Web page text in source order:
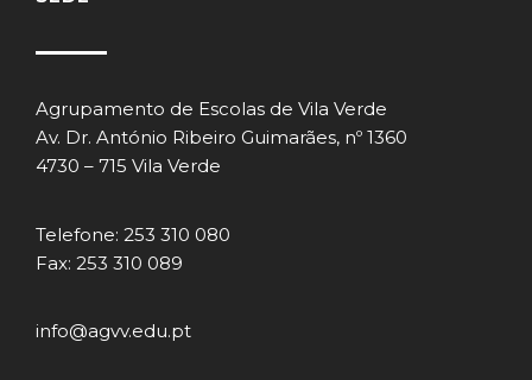
Agrupamento de Escolas de Vila Verde
Av. Dr. António Ribeiro Guimarães, nº 1360
4730 – 715 Vila Verde
Telefone: 253 310 080
Fax: 253 310 089
info@agvv.edu.pt